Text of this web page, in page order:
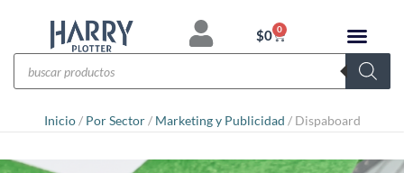
$0 0
Inicio/ Por Sector/ Marketing y Publicidad / Dispaboard